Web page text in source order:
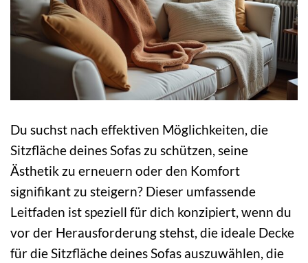
Du suchst nach effektiven Möglichkeiten, die
Sitzfläche deines Sofas zu schützen, seine
Ästhetik zu erneuern oder den Komfort
signifikant zu steigern? Dieser umfassende
Leitfaden ist speziell für dich konzipiert, wenn du
vor der Herausforderung stehst, die ideale Decke
für die Sitzfläche deines Sofas auszuwählen, die